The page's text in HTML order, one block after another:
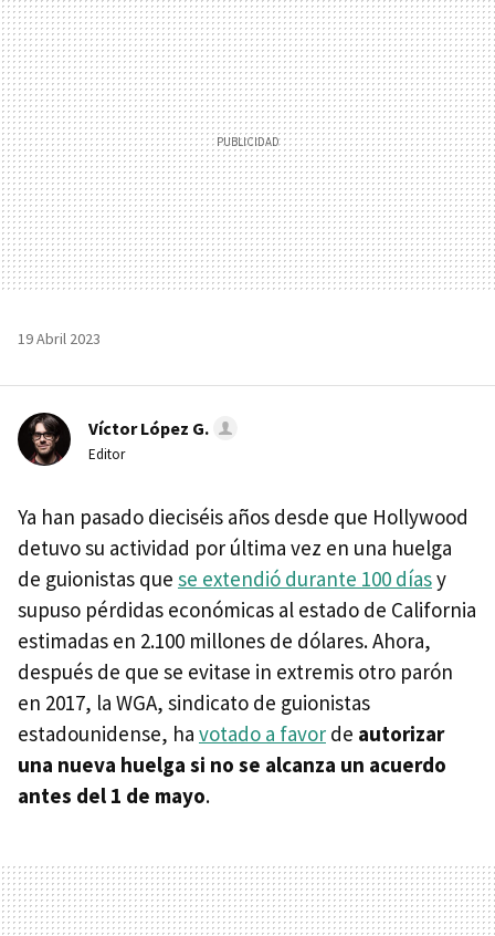
MAIL
19 Abril 2023
Víctor López G.
Editor
Ya han pasado dieciséis años desde que Hollywood
detuvo su actividad por última vez en una huelga
de guionistas que se extendió durante 100 díasy
supuso pérdidas económicas al estado de California
estimadas en 2.100 millones de dólares. Ahora,
después de que se evitase in extremis otro parón
en 2017, la WGA, sindicato de guionistas
estadounidense, ha votado a favor de autorizar
una nueva huelga si no se alcanza un acuerdo
antes del 1 de mayo.